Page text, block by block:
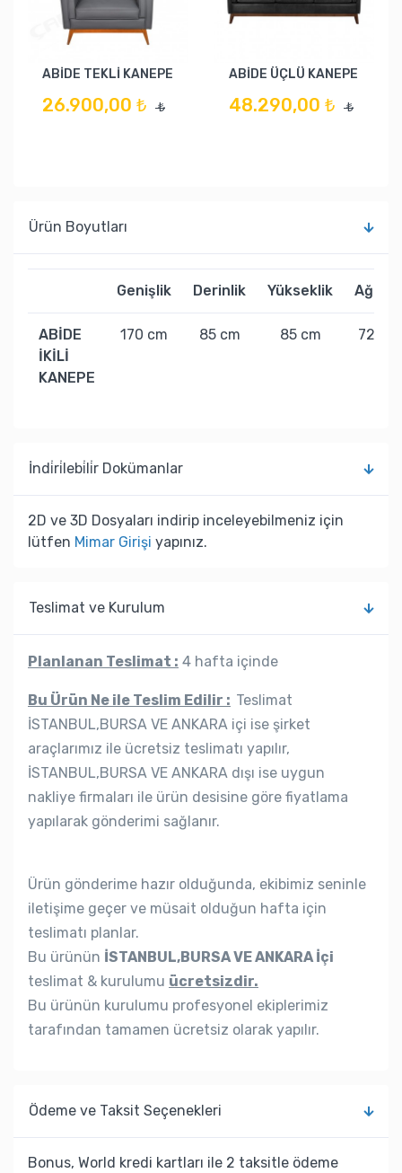
ABİDE TEKLİ KANEPE
26.900,00 ₺ ₺
ABİDE ÜÇLÜ KANEPE
48.290,00 ₺ ₺
Ürün Boyutları
Genişlik Derinlik Yükseklik Ağırlık
ABİDE
İKİLİ
KANEPE
170 cm 85 cm 85 cm 72 kg
İndi̇ri̇lebi̇li̇r Dokümanlar
2D ve 3D Dosyaları indirip inceleyebilmeniz için
lütfen Mimar Girişi yapınız.
Teslimat ve Kurulum
Planlanan Teslimat : 4 hafta içinde
Bu Ürün Ne ile Teslim Edilir : Teslimat
İSTANBUL,BURSA VE ANKARA içi ise şirket
araçlarımız ile ücretsiz teslimatı yapılır,
İSTANBUL,BURSA VE ANKARA dışı ise uygun
nakliye firmaları ile ürün desisine göre fiyatlama
yapılarak gönderimi sağlanır.
Ürün gönderime hazır olduğunda, ekibimiz seninle
iletişime geçer ve müsait olduğun hafta için
teslimatı planlar.
Bu ürünün İSTANBUL,BURSA VE ANKARA İçi
teslimat & kurulumu ücretsizdir.
Bu ürünün kurulumu profesyonel ekiplerimiz
tarafından tamamen ücretsiz olarak yapılır.
Ödeme ve Taksit Seçenekleri
Bonus, World kredi kartları ile 2 taksitle ödeme